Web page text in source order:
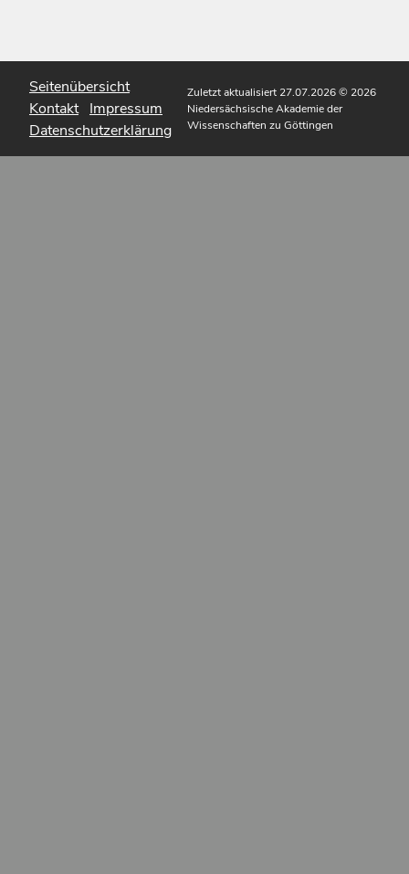
Seitenübersicht
Kontakt Impressum
Datenschutzerklärung
Zuletzt aktualisiert 27.07.2026© 2026
Niedersächsische Akademie der
Wissenschaften zu Göttingen